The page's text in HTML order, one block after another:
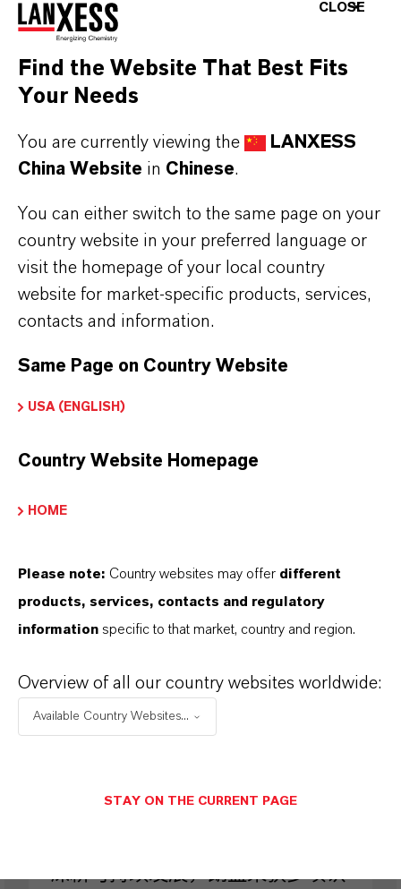
朗盛宁波工厂荣获“能效领跑者标
杆企业”称号
新闻稿
Future Rallye未来拉力赛”
2023-08-25
CLOSE
Find the Website That Best Fits
Your Needs
You are currently viewing the
LANXESS
China Website in Chinese.
You can either switch to the same page on your
country website in your preferred language or
visit the homepage of your local country
website for market-specific products, services,
contacts and information.
Same Page on Country Website
USA (ENGLISH)
Country Website Homepage
HOME
Please note: Country websites may offer different
products, services, contacts and regulatory
information specific to that market, country and region.
Overview of all our country websites worldwide:
Available Country Websites...
STAY ON THE CURRENT PAGE